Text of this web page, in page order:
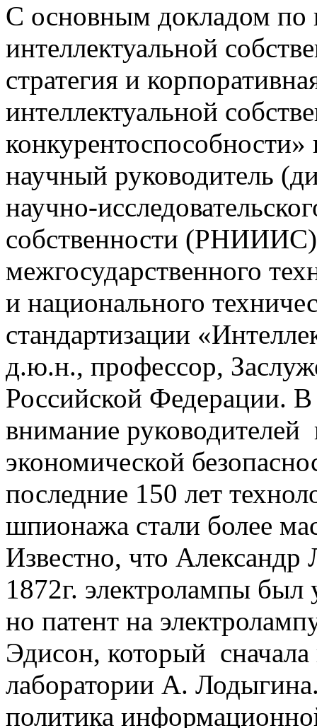
С основным докладом по
интеллектуальной
стратегия и
интеллектуальной
научный руководитель
научно-
собственности
межгосударственного
и национального
стандартизации
д.ю.н., профессор,
Российской Федерации. В
внимание руководителей
экономической
последние 150 лет
шпионажа стали более
Известно, что Александр
1872г. электролампы
но патент на
Эдисон, который сначала
лаборатории А.
политика